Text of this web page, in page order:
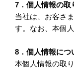
7．個人情報の取
当社は、お客さ
す。なお、本個
8．個人情報につ
本個人情報の取